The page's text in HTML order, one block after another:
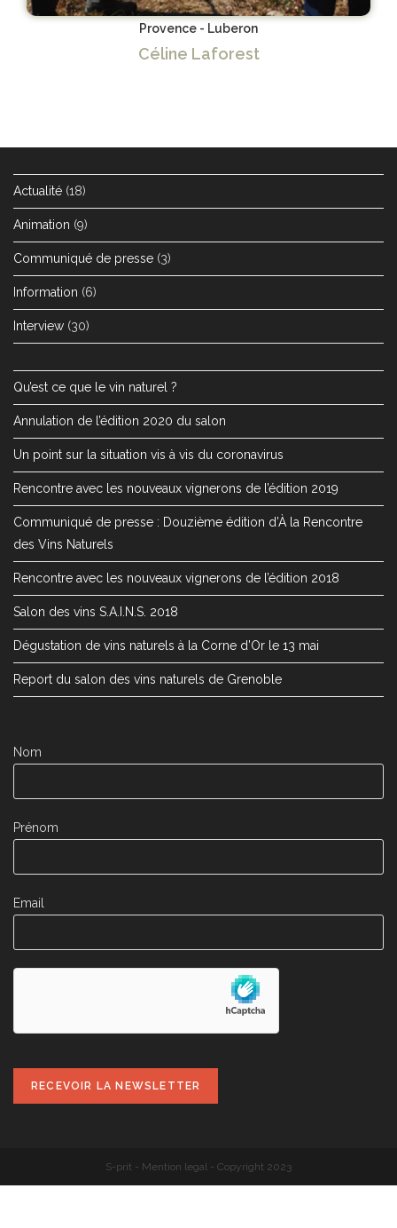
Provence - Luberon
Céline Laforest
Actualité (18)
Animation (9)
Communiqué de presse (3)
Information (6)
Interview (30)
Qu’est ce que le vin naturel ?
Annulation de l’édition 2020 du salon
Un point sur la situation vis à vis du coronavirus
Rencontre avec les nouveaux vignerons de l’édition 2019
Communiqué de presse : Douzième édition d’À la Rencontre
des Vins Naturels
Rencontre avec les nouveaux vignerons de l’édition 2018
Salon des vins S.A.I.N.S. 2018
Dégustation de vins naturels à la Corne d’Or le 13 mai
Report du salon des vins naturels de Grenoble
Nom
Prénom
Email
S-prit - Mention legal - Copyright 2023